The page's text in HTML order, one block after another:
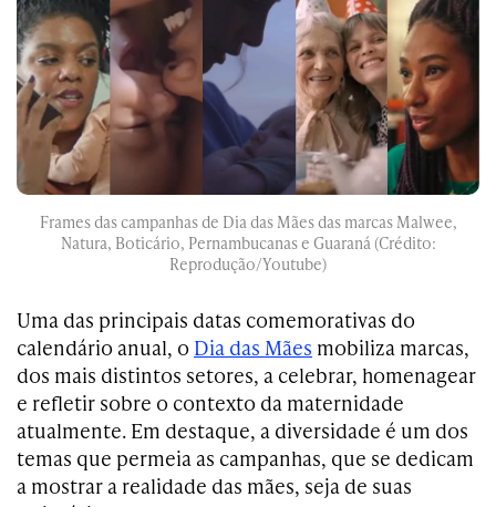
Frames das campanhas de Dia das Mães das marcas Malwee,
Natura, Boticário, Pernambucanas e Guaraná (Crédito:
Reprodução/Youtube)
Uma das principais datas comemorativas do
calendário anual, o Dia das Mães mobiliza marcas,
dos mais distintos setores, a celebrar, homenagear
e refletir sobre o contexto da maternidade
atualmente. Em destaque, a diversidade é um dos
temas que permeia as campanhas, que se dedicam
a mostrar a realidade das mães, seja de suas